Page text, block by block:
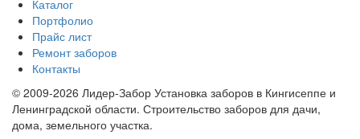
Каталог
Портфолио
Прайс лист
Ремонт заборов
Контакты
© 2009-2026 Лидер-Забор Установка заборов в Кингисеппе и
Ленинградской области. Строительство заборов для дачи,
дома, земельного участка.